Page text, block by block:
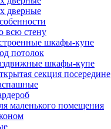
дверные
всю стену
шкафы-купе
потолок
шкафы-купе
секция посередине
маленького помещения